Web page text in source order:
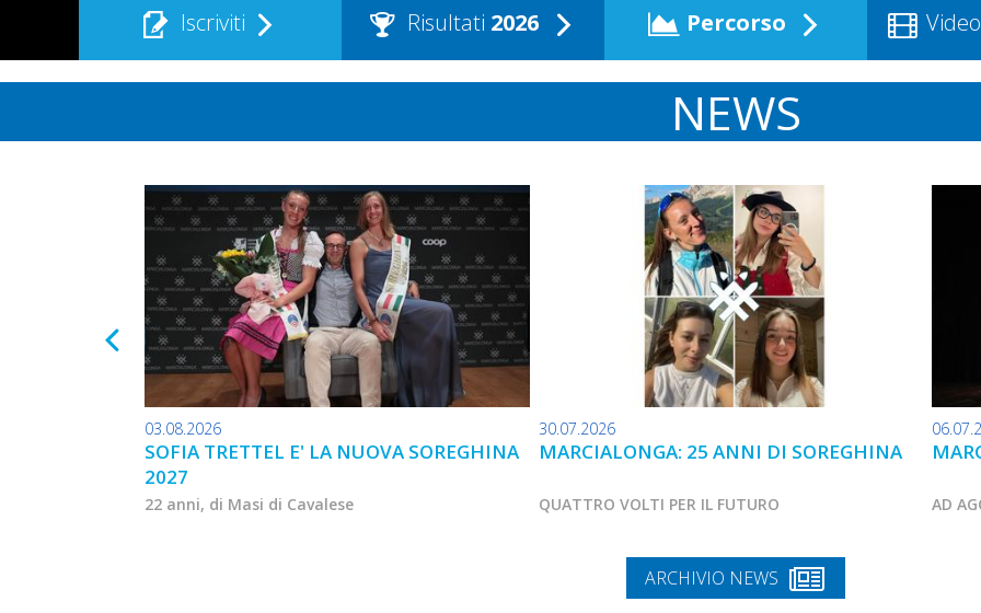
Iscriviti Risultati 2026 Percorso Video
NEWS
03.08.2026
SOFIA TRETTEL E' LA NUOVA SOREGHINA
2027
22 anni, di Masi di Cavalese
30.07.2026
MARCIALONGA: 25 ANNI DI SOREGHINA
QUATTRO VOLTI PER IL FUTURO AD
ARCHIVIO NEWS